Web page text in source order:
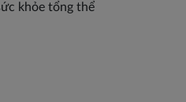
khỏe tổng thể